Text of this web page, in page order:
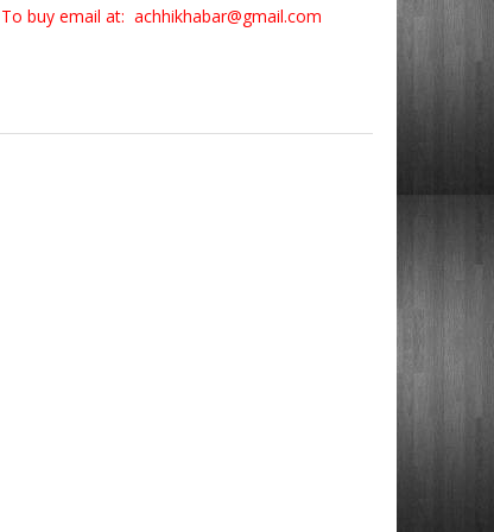
To buy email at: achhikhabar@gmail.com